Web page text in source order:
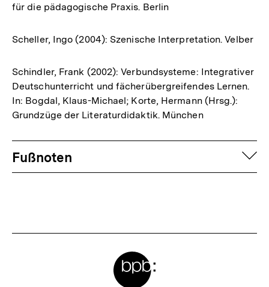
für die pädagogische Praxis. Berlin
Scheller, Ingo (2004): Szenische Interpretation. Velber
Schindler, Frank (2002): Verbundsysteme: Integrativer
Deutschunterricht und fächerübergreifendes Lernen.
In: Bogdal, Klaus-Michael; Korte, Hermann (Hrsg.):
Grundzüge der Literaturdidaktik. München
Fussnoten
Fußnoten